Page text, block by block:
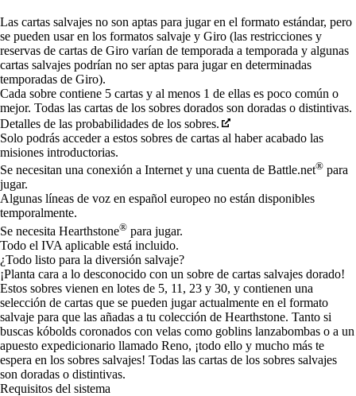
Available actions
Las cartas salvajes no son aptas para jugar en el formato estándar, pero
se pueden usar en los formatos salvaje y Giro (las restricciones y
reservas de cartas de Giro varían de temporada a temporada y algunas
cartas salvajes podrían no ser aptas para jugar en determinadas
temporadas de Giro).
Cada sobre contiene 5 cartas y al menos 1 de ellas es poco común o
mejor. Todas las cartas de los sobres dorados son doradas o distintivas.
Detalles de las probabilidades de los sobres.
Solo podrás acceder a estos sobres de cartas al haber acabado las
misiones introductorias.
Se necesitan una conexión a Internet y una cuenta de Battle.net® para
jugar.
Algunas líneas de voz en español europeo no están disponibles
temporalmente.
Se necesita Hearthstone® para jugar.
Todo el IVA aplicable está incluido.
¿Todo listo para la diversión salvaje?
¡Planta cara a lo desconocido con un sobre de cartas salvajes dorado!
Estos sobres vienen en lotes de 5, 11, 23 y 30, y contienen una
selección de cartas que se pueden jugar actualmente en el formato
salvaje para que las añadas a tu colección de Hearthstone. Tanto si
buscas kóbolds coronados con velas como goblins lanzabombas o a un
apuesto expedicionario llamado Reno, ¡todo ello y mucho más te
espera en los sobres salvajes! Todas las cartas de los sobres salvajes
son doradas o distintivas.
Requisitos del sistema